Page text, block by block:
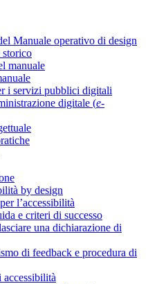
Manuale operativo di design
storico
manuale
i servizi pubblici digitali
digitale (e-
by design
l’accessibilità
e criteri di successo
una dichiarazione di
di feedback e procedura di